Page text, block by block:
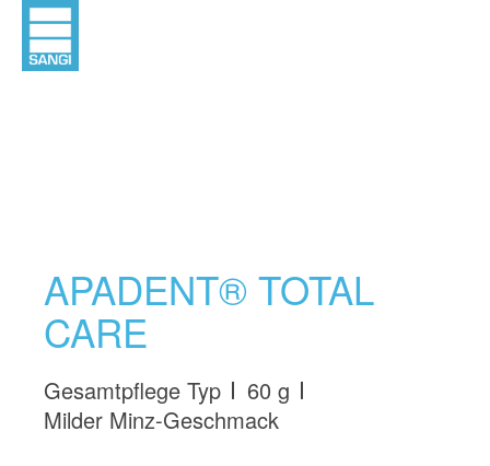
APADENT® TOTAL
CARE
Gesamtpflege Typ
60 g
Milder Minz-Geschmack